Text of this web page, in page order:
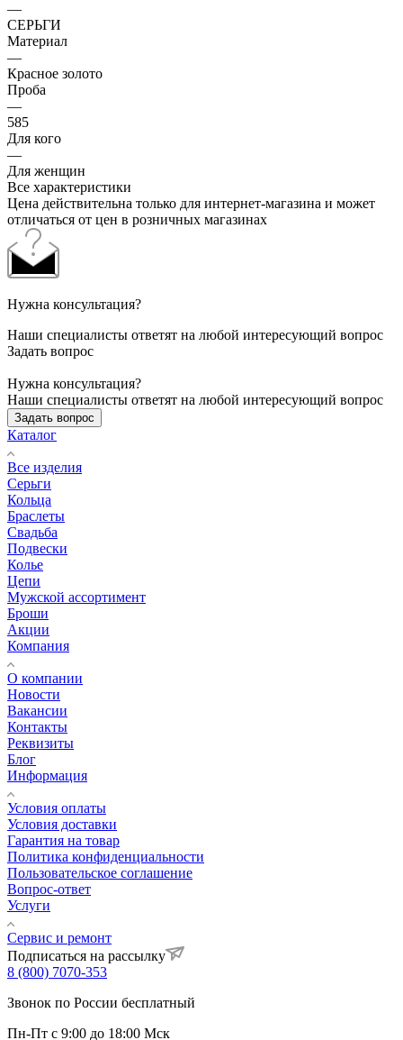
—
СЕРЬГИ
Материал
—
Красное золото
Проба
—
585
Для кого
—
Для женщин
Все характеристики
Цена действительна только для интернет-магазина и может
отличаться от цен в розничных магазинах
Нужна консультация?
Наши специалисты ответят на любой интересующий вопрос
Задать вопрос
Нужна консультация?
Наши специалисты ответят на любой интересующий вопрос
Задать вопрос
Каталог
Все изделия
Серьги
Кольца
Браслеты
Свадьба
Подвески
Колье
Цепи
Мужской ассортимент
Броши
Акции
Компания
О компании
Новости
Вакансии
Контакты
Реквизиты
Блог
Информация
Условия оплаты
Условия доставки
Гарантия на товар
Политика конфиденциальности
Пользовательское соглашение
Вопрос-ответ
Услуги
Сервис и ремонт
Подписаться на рассылку
8 (800) 7070-353
Звонок по России бесплатный
Пн-Пт с 9:00 до 18:00 Мск